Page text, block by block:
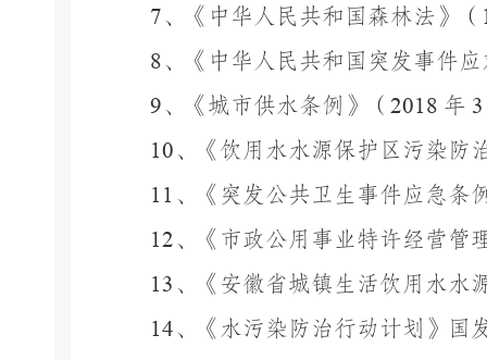
7、《中华人民共和国森林法》（
8、《中华人民共和国突发事件
9、《城市供水条例》（ 2018 年
10、《饮用水水源保护区污染防
11 、《突发公共卫生事件应急条
12、《市政公用事业特许经营管
13 、《安徽省城镇生活饮用水水
14、《水污染防治行动计划》国